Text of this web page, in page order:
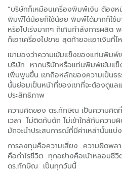
“บริษัทก็เหมือนเครื่องพิมพ์เงิน ต้องห
พิมพ์ได้น้อยก็ใช้น้อย พิมพ์ได้มากก็ใช้ม
หรือไปเร่งมากๆ ก็เกินกำลังการผลิต
ก็เอาเครื่องไปขาย สุดท้ายจะเอาเงินที่ไ
เขามองว่าความเข้มแข็งของแท่นพิมพ์
บริษัท หากบริษัทหรือแท่นพิมพ์เข้มแ
เพิ่มพูนขึ้น เขาถือหลักของความเป็น
นั้นย่อมเป็นหน้าที่ของเขาที่จะต้องดูแ
ประสิทธิภาพ
ความคิดของ ดร.ทักษิณ เป็นความคิด
เวลา ไม่ติดกับดัก ไม่เข้าใกล้กับควา
มักจะนำประสบการณ์ที่มีค่าเหล่านั้นแ
การลงทุนคือความเสี่ยง ความผิดพล
คือกำไรชีวิต ทุกอย่างคือเบ้าหลอมชี
ดร.ทักษิณ เป็นทุกวันนี้